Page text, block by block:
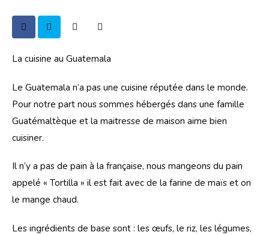
La cuisine au Guatemala
Le Guatemala n’a pas une cuisine réputée dans le monde.
Pour notre part nous sommes hébergés dans une famille
Guatémaltèque et la maitresse de maison aime bien
cuisiner.
Il n’y a pas de pain à la française, nous mangeons du pain
appelé « Tortilla » il est fait avec de la farine de maïs et on
le mange chaud.
Les ingrédients de base sont : les œufs, le riz, les légumes,